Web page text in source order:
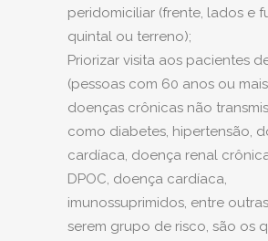
peridomiciliar (frente, lados e
quintal ou terreno);
Priorizar visita aos pacientes
(pessoas com 60 anos ou
doenças crônicas não
como diabetes, hipertensão,
cardíaca, doença renal
DPOC, doença cardíaca,
imunossuprimidos, entre
serem grupo de risco, são os